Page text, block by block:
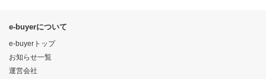
e-buyerについて
e-buyerトップ
お知らせ一覧
運営会社